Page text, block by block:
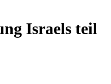
Israels teil